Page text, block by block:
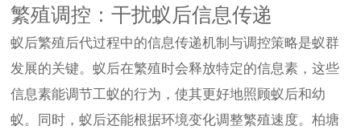
繁殖调控：干扰蚁后信息传递
蚁后繁殖后代过程中的信息传递机制与调控策略是蚁群
发展的关键。蚁后在繁殖时会释放特定的信息素，这些
信息素能调节工蚁的行为，使其更好地照顾蚁后和幼
蚁。同时，蚁后还能根据环境变化调整繁殖速度。柏塘